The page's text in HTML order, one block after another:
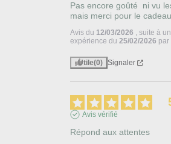
Pas encore goûté  ni vu
mais merci pour le
Avis du 12/03/2026 , suite à
expérience du25/02/2026 par
Utile(0) Signaler
Avis vérifié
Répond aux attentes